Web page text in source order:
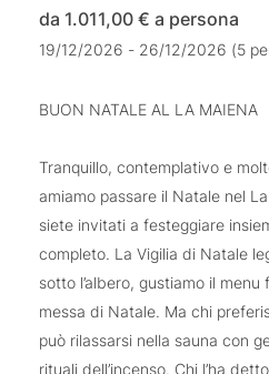
da 1.011,00 € a persona
19/12/2026 - 26/12/2026 (5
BUON NATALE AL LA MAIENA
Tranquillo, contemplativo e
amiamo passare il Natale nel
siete invitati a festeggiare
completo. La Vigilia di Natale
sotto l’albero, gustiamo il
messa di Natale. Ma chi
può rilassarsi nella sauna con
rituali dell’incenso. Chi l’ha